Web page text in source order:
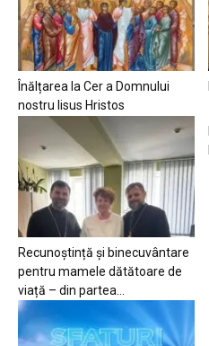
Înălțarea la Cer a Domnului
nostru Iisus Hristos
Recunoștință și binecuvântare
pentru mamele dătătoare de
viață – din partea...